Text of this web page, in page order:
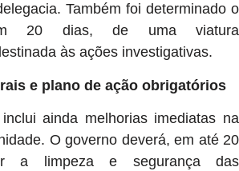
Também foi determinado o
20 dias, de uma viatura
às ações investigativas.
e plano de ação obrigatórios
ainda melhorias imediatas na
O governo deverá, em até 20
a limpeza e segurança das